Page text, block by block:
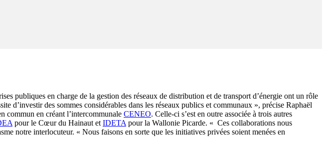
publiques en charge de la gestion des réseaux de distribution et de transport d’énergie ont un rôle
d’investir des sommes considérables dans les réseaux publics et communaux », précise Raphaël
commun en créant l’intercommunale CENEO. Celle-ci s’est en outre associée à trois autres
pour le Cœur du Hainaut et IDETA pour la Wallonie Picarde. « Ces collaborations nous
notre interlocuteur. « Nous faisons en sorte que les initiatives privées soient menées en